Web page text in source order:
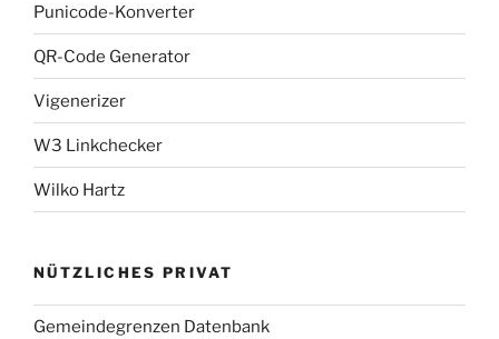
Punicode-Konverter
QR-Code Generator
Vigenerizer
W3 Linkchecker
Wilko Hartz
NÜTZLICHES PRIVAT
Gemeindegrenzen Datenbank